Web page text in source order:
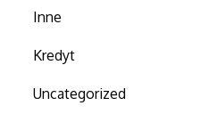
Inne
Kredyt
Uncategorized